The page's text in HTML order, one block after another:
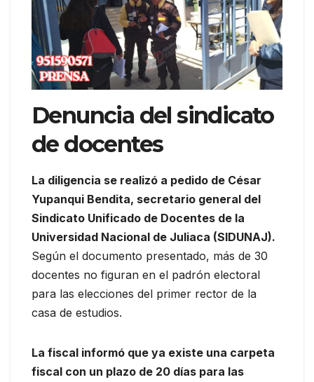
Denuncia del sindicato
de docentes
La diligencia se realizó a pedido de César
Yupanqui Bendita, secretario general del
Sindicato Unificado de Docentes de la
Universidad Nacional de Juliaca (SIDUNAJ).
Según el documento presentado, más de 30
docentes no figuran en el padrón electoral
para las elecciones del primer rector de la
casa de estudios.
La fiscal informó que ya existe una carpeta
fiscal con un plazo de 20 días para las